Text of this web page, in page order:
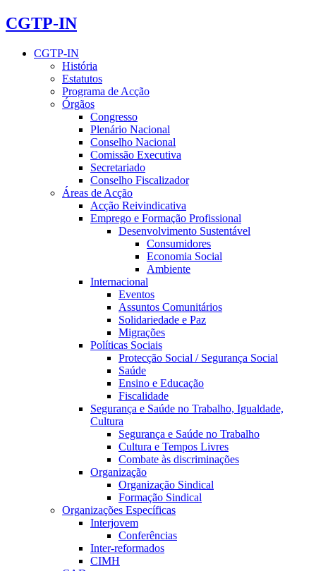
CGTP-IN
CGTP-IN
História
Estatutos
Programa de Acção
Órgãos
Congresso
Plenário Nacional
Conselho Nacional
Comissão Executiva
Secretariado
Conselho Fiscalizador
Áreas de Acção
Acção Reivindicativa
Emprego e Formação Profissional
Desenvolvimento Sustentável
Consumidores
Economia Social
Ambiente
Internacional
Eventos
Assuntos Comunitários
Solidariedade e Paz
Migrações
Políticas Sociais
Protecção Social / Segurança Social
Saúde
Ensino e Educação
Fiscalidade
Segurança e Saúde no Trabalho, Igualdade,
Cultura
Segurança e Saúde no Trabalho
Cultura e Tempos Livres
Combate às discriminações
Organização
Organização Sindical
Formação Sindical
Organizações Específicas
Interjovem
Conferências
Inter-reformados
CIMH